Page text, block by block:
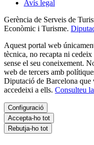
Avís legal
Gerència de Serveis de
Econòmic i Turisme.
Aquest portal web
tècnica, no recapta ni cedeix
sense el seu coneixement.
web de tercers amb
Diputació de Barcelona que
accedeixi a ells. Consulteu
Configuració
Accepta-ho tot
Rebutja-ho tot